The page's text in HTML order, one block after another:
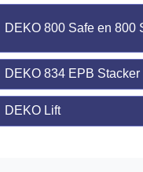
DEKO 800 Safe en 800
DEKO 834 EPB Stacker
DEKO Lift